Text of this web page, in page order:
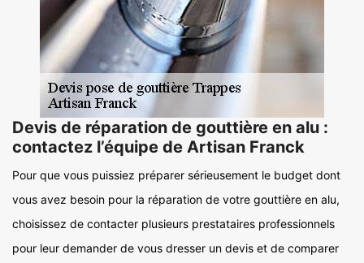
Devis de réparation de gouttière en alu :
contactez l’équipe de Artisan Franck
Pour que vous puissiez préparer sérieusement le budget dont
vous avez besoin pour la réparation de votre gouttière en alu,
choisissez de contacter plusieurs prestataires professionnels
pour leur demander de vous dresser un devis et de comparer